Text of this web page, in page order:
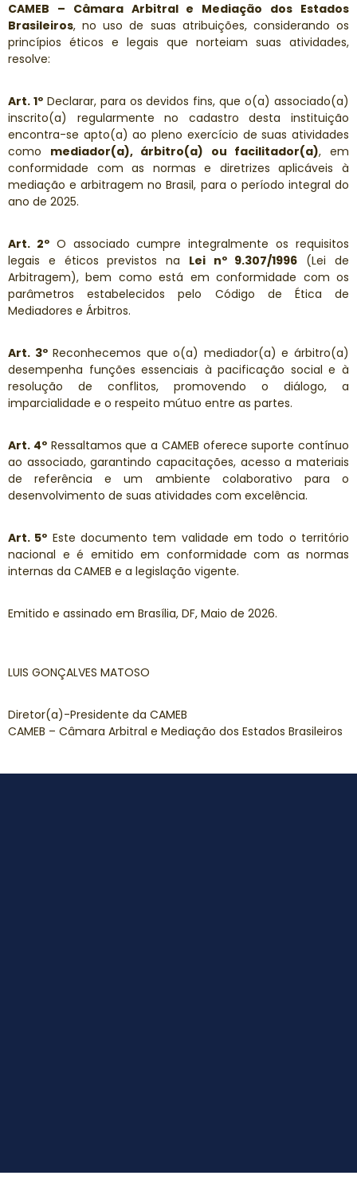
CAMEB – Câmara Arbitral e Mediação dos Estados
Brasileiros, no uso de suas atribuições, considerando os
princípios éticos e legais que norteiam suas atividades,
resolve:
Art. 1ºDeclarar, para os devidos fins, que o(a) associado(a)
inscrito(a) regularmente no cadastro desta instituição
encontra-se apto(a) ao pleno exercício de suas atividades
como mediador(a), árbitro(a) ou facilitador(a), em
conformidade com as normas e diretrizes aplicáveis à
mediação e arbitragem no Brasil, para o período integral do
ano de 2025.
Art. 2ºO associado cumpre integralmente os requisitos
legais e éticos previstos na Lei nº 9.307/1996 (Lei de
Arbitragem), bem como está em conformidade com os
parâmetros estabelecidos pelo Código de Ética de
Mediadores e Árbitros.
Art. 3ºReconhecemos que o(a) mediador(a) e árbitro(a)
desempenha funções essenciais à pacificação social e à
resolução de conflitos, promovendo o diálogo, a
imparcialidade e o respeito mútuo entre as partes.
Art. 4ºRessaltamos que a CAMEB oferece suporte contínuo
ao associado, garantindo capacitações, acesso a materiais
de referência e um ambiente colaborativo para o
desenvolvimento de suas atividades com excelência.
Art. 5º Este documento tem validade em todo o território
nacional e é emitido em conformidade com as normas
internas da CAMEB e a legislação vigente.
Emitido e assinado em Brasília, DF, Maio de 2026.
LUIS GONÇALVES MATOSO
Diretor(a)-Presidente da CAMEB
CAMEB – Câmara Arbitral e Mediação dos Estados Brasileiros